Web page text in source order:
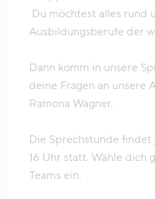
Du möchtest alles rund
Ausbildungsberufe der
Dann komm in unsere
deine Fragen an unsere
Ramona Wagner.
Die Sprechstunde
16 Uhr statt. Wähle dich
Teams ein.